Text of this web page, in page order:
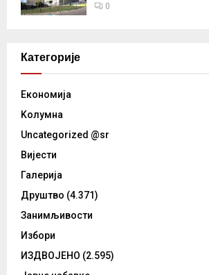
0
Категорије
Eкономија
Kолумнa
Uncategorized @sr
Вијести
Галерија
Друштво (4.371)
Занимљивости
Избори
ИЗДВОЈЕНО (2.595)